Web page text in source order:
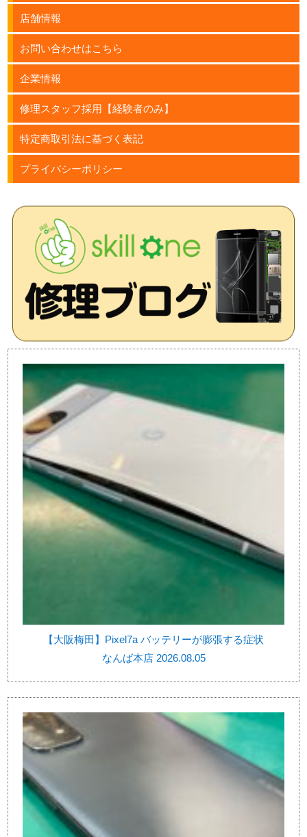
店舗情報
お問い合わせはこちら
企業情報
修理スタッフ採用【経験者のみ】
特定商取引法に基づく表記
プライバシーポリシー
【大阪梅田】Pixel7a バッテリーが膨張する症状
なんば本店 2026.08.05